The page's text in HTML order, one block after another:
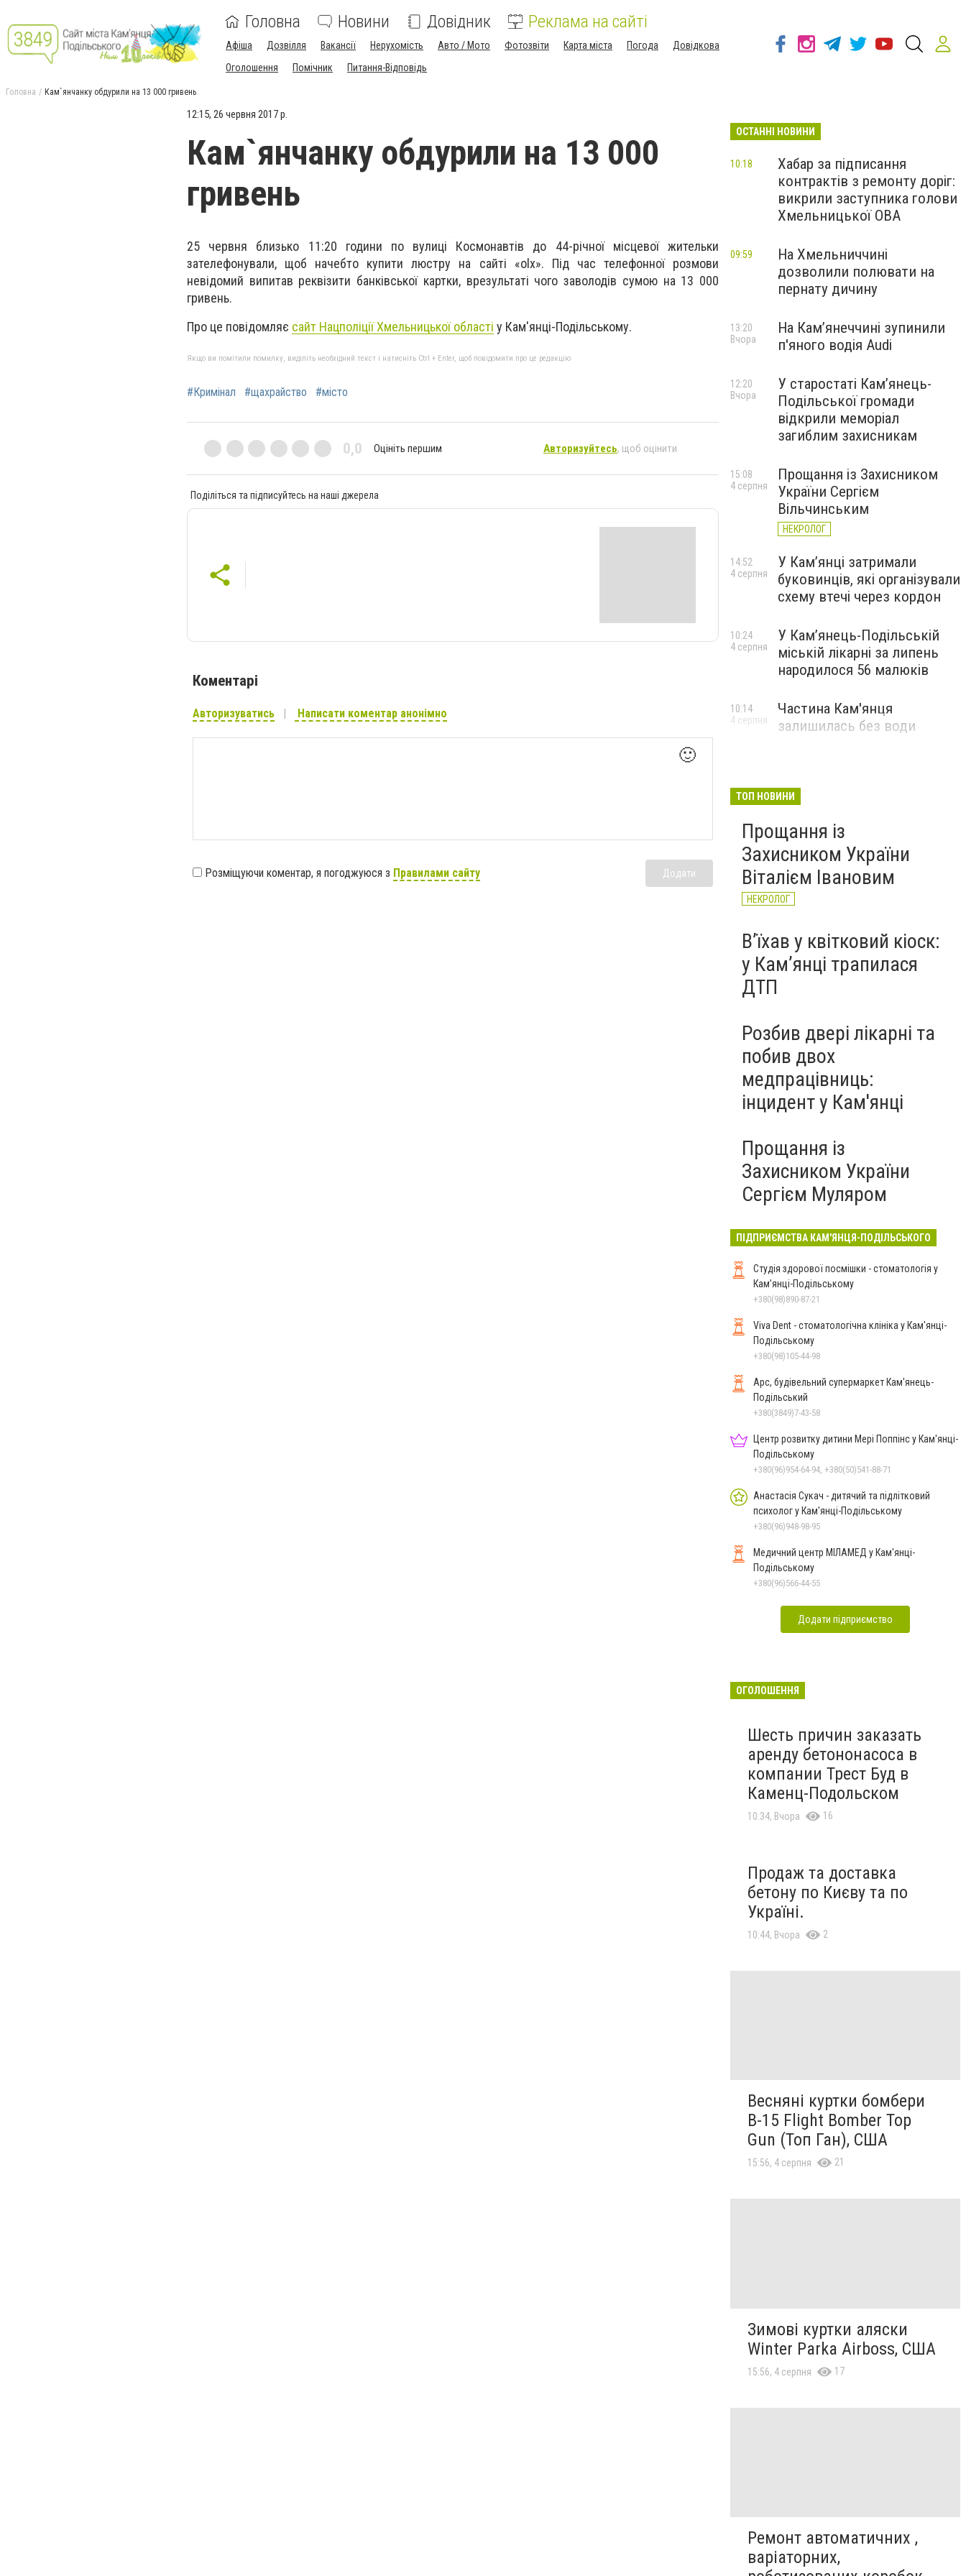
Головна Новини Довідник Реклама на сайті
Афіша Дозвілля Вакансії Нерухомість Авто / Мото Фотозвіти Карта міста Погода
Довідкова
Оголошення
Помічник Питання-Відповідь
Головна Кам`янчанку обдурили на 13 000 гривень
12:15, 26 червня 2017 р.
Кам`янчанку обдурили на 13 000
гривень
25 червня близько 11:20 години по вулиці Космонавтів до 44-річної місцевої жительки
зателефонували, щоб начебто купити люстру на сайті «olx». Під час телефонної розмови
невідомий випитав реквізити банківської картки, врезультаті чого заволодів сумою на 13 000
гривень.
Про це повідомляє сайт Нацполіції Хмельницької області у Кам'янці-Подільському.
Якщо ви помітили помилку, виділіть необхідний текст і натисніть Ctrl + Enter, щоб повідомити про це редакцію
#Кримінал #щахрайство #місто
0,0 Оцініть першим Авторизуйтесь, щоб оцінити
Поділіться та підписуйтесь на наші джерела
Коментарі
Авторизуватись Написати коментар анонімно
🙂
Розміщуючи коментар, я погоджуюся з Правилами сайту Додати
ОСТАННІ НОВИНИ
Хабар за підписання
контрактів з ремонту доріг:
викрили заступника голови
Хмельницької ОВА
10:18
На Хмельниччині
дозволили полювати на
пернату дичину
09:59
На Камʼянеччині зупинили
п'яного водія Audi
13:20
Вчора
У старостаті Кам’янець-
Подільської громади
відкрили меморіал
загиблим захисникам
12:20
Вчора
Прощання із Захисником
України Сергієм
Вільчинським
НЕКРОЛОГ
15:08
4 серпня
У Кам’янці затримали
буковинців, які організували
схему втечі через кордон
14:52
4 серпня
У Кам’янець-Подільській
міській лікарні за липень
народилося 56 малюків
10:24
4 серпня
Частина Кам'янця
залишилась без води
10:14
4 серпня
ТОП НОВИНИ
Прощання із
Захисником України
Віталієм Івановим
НЕКРОЛОГ
Вʼїхав у квітковий кіоск:
у Камʼянці трапилася
ДТП
Розбив двері лікарні та
побив двох
медпрацівниць:
інцидент у Кам'янці
Прощання із
Захисником України
Сергієм Муляром
ПІДПРИЄМСТВА КАМ'ЯНЦЯ-ПОДІЛЬСЬКОГО
Студія здорової посмішки - стоматологія у
Кам’янці-Подільському
+380(98)890-87-21
Viva Dent - стоматологічна клініка у Кам'янці-
Подільському
+380(98)105-44-98
Арс, будівельний супермаркет Кам'янець-
Подільський
+380(3849)7-43-58
Центр розвитку дитини Мері Поппінс у Кам'янці-
Подільському
+380(96)954-64-94, +380(50)541-88-71
Анастасія Сукач - дитячий та підлітковий
психолог у Кам'янці-Подільському
+380(96)948-98-95
Медичний центр МІЛАМЕД у Кам'янці-
Подільському
+380(96)566-44-55
Додати підприємство
ОГОЛОШЕННЯ
Шесть причин заказать
аренду бетононасоса в
компании Трест Буд в
Каменц-Подольском
10:34, Вчора 16
Продаж та доставка
бетону по Києву та по
Україні.
10:44, Вчора 2
Весняні куртки бомбери
B-15 Flight Bomber Top
Gun (Топ Ган), США
15:56, 4 серпня 21
Зимові куртки аляски
Winter Parka Airboss, США
15:56, 4 серпня 17
Ремонт автоматичних ,
варіаторних,